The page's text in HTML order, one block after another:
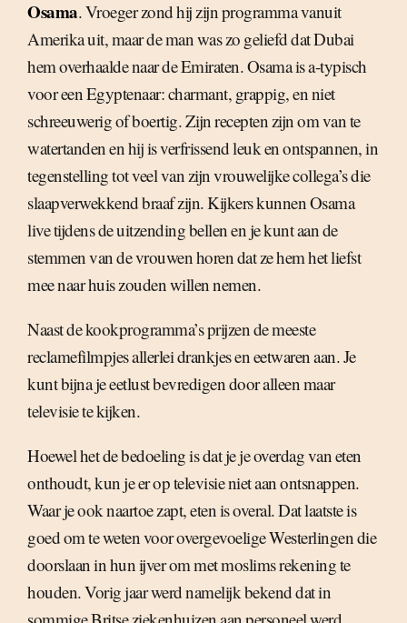
Osama. Vroeger zond hij zijn programma vanuit
Amerika uit, maar de man was zo geliefd dat Dubai
hem overhaalde naar de Emiraten. Osama is a-typisch
voor een Egyptenaar: charmant, grappig, en niet
schreeuwerig of boertig. Zijn recepten zijn om van te
watertanden en hij is verfrissend leuk en ontspannen, in
tegenstelling tot veel van zijn vrouwelijke collega’s die
slaapverwekkend braaf zijn. Kijkers kunnen Osama
live tijdens de uitzending bellen en je kunt aan de
stemmen van de vrouwen horen dat ze hem het liefst
mee naar huis zouden willen nemen.
Naast de kookprogramma’s prijzen de meeste
reclamefilmpjes allerlei drankjes en eetwaren aan. Je
kunt bijna je eetlust bevredigen door alleen maar
televisie te kijken.
Hoewel het de bedoeling is dat je je overdag van eten
onthoudt, kun je er op televisie niet aan ontsnappen.
Waar je ook naartoe zapt, eten is overal. Dat laatste is
goed om te weten voor overgevoelige Westerlingen die
doorslaan in hun ijver om met moslims rekening te
houden. Vorig jaar werd namelijk bekend dat in